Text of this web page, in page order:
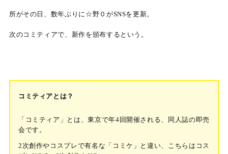
所がその日、数年ぶりに☆野０がSNSを更新。
次のコミティアで、新作を頒布するという。
コミティアとは？
「コミティア」とは、東京で年4回開催される、同人誌の即売
会です。
2次創作やコスプレで有名な「コミケ」と違い、こちらはコス